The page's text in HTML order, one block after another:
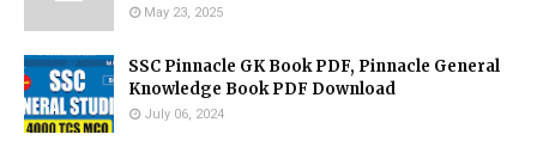
May 23, 2025
SSC Pinnacle GK Book PDF, Pinnacle General
Knowledge Book PDF Download
July 06, 2024